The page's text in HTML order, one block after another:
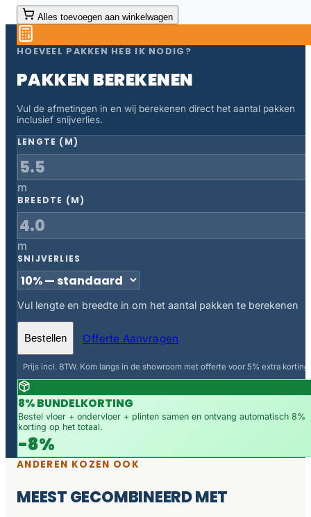
Alles toevoegen aan winkelwagen
HOEVEEL PAKKEN HEB IK NODIG?
PAKKEN BEREKENEN
Vul de afmetingen in en wij berekenen direct het aantal pakken
inclusief snijverlies.
LENGTE (M)
m
BREEDTE (M)
m
SNIJVERLIES
Vul lengte en breedte in om het aantal pakken te berekenen
Bestellen Offerte Aanvragen
Prijs incl. BTW. Kom langs in de showroom met offerte voor 5% extra korting.
8% BUNDELKORTING
Bestel vloer + ondervloer + plinten samen en ontvang automatisch 8%
korting op het totaal.
-8%
ANDEREN KOZEN OOK
MEEST GECOMBINEERD MET